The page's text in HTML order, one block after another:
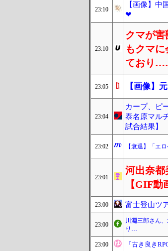
23:10
【画像】中
❤
23:10
クマが
もクマ
ており
23:05 【画像】
23:04
カープ、ピ
泰名原マル
試合結果】
23:02 【衰退】「エ
23:01
河出奈
【GIF動
23:00 富士登山ツ
23:00
川淵三郎さん
り…
23:00 『古き良き